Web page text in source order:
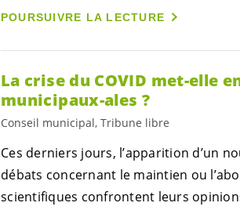
POURSUIVRE LA LECTURE
La crise du COVID met-elle
municipaux-ales ?
Conseil municipal, Tribune libre
Ces derniers jours, l’apparition d’un
débats concernant le maintien ou
scientifiques confrontent leurs